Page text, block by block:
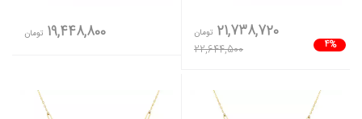
4%
21,738,720 تومان
22,644,500
19,448,800 تومان